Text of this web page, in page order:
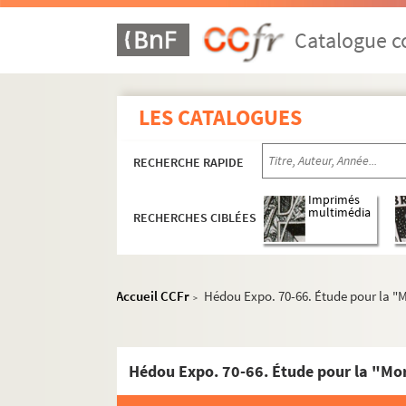
Catalogue
LES CATALOGUES
RECHERCHE RAPIDE
RECHERCHES CIBLÉES
Imprimés
multimédia
Accueil CCFr > Hédou Expo. 70-66. Étude pour la
Hédou Expo. 70-36. Jeune homme
Hédou Expo. 70-37. Étude pour le portrait
Hédou Expo. 70-38. Tête de soldat /
Hédou Expo. 70-39. Cavaliers Turcs /
Hédou Expo. 70-40. Fillette buvant à une
Hédou Expo. 70-41. Portrait d'homme à
Hédou Expo. 70-42 (Leber 1301-3).
Hédou Expo. 70-43. Paysage au bord de
Hédou Expo. 70-44. Projet pour une église.
Hédou Expo. 70-45. Projet pour un temple.
Hédou Expo. 70-46. Étude pour deux
Hédou Expo. 70-48. Les apprêts du festin
Hédou Expo. 70-49. Portrait-charge du
Hédou Expo. 70-50 (Leber 1301-21).